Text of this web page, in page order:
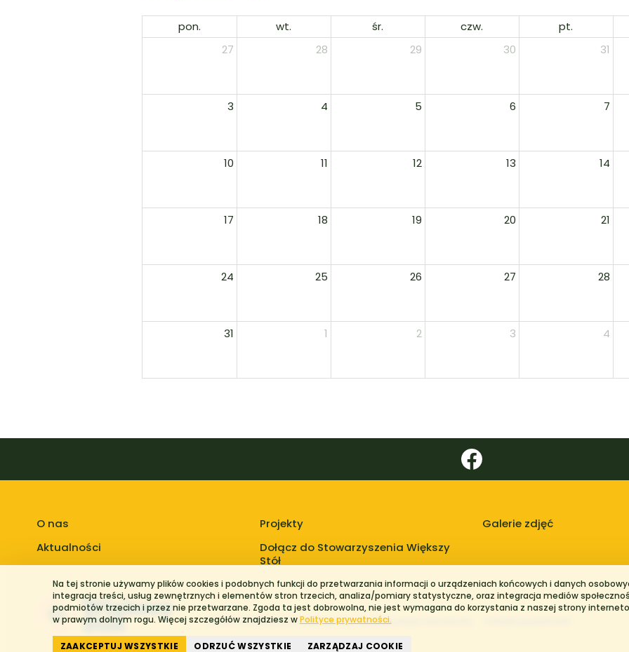
pon. wt. śr. czw.
pt.
27
28 29 30 31
3 4 5 6 7
10 11 12 13 14
17 18 19 20 21
24 25 26 27 28
31 1 2 3 4
O nas
Aktualności
Projekty
Dołącz do Stowarzyszenia Większy
Stół
Galerie zdjęć
© 2026 Stowarzyszenie Większy Stół. Wszelkie prawa zastrzeżone.
Na tej stronie używamy plików cookies i podobnych funkcji do przetwarzania informacji o urządzeniach końcowych i danych
integracja treści, usług zewnętrznych i elementów stron trzecich, analiza/pomiary statystyczne, oraz integracja mediów
podmiotów trzecich i przez nie przetwarzane. Zgoda ta jest dobrowolna, nie jest wymagana do korzystania z naszej strony
w prawym dolnym rogu. Więcej szczegółów znajdziesz wPolityce prywatności.
ZAAKCEPTUJ WSZYSTKIE ODRZUĆ WSZYSTKIE ZARZĄDZAJ COOKIE